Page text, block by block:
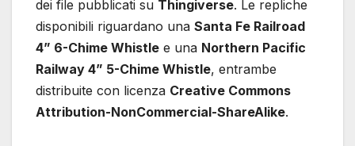
dei file pubblicati su Thingiverse. Le repliche
disponibili riguardano una Santa Fe Railroad
4” 6-Chime Whistle e una Northern Pacific
Railway 4” 5-Chime Whistle, entrambe
distribuite con licenza Creative Commons
Attribution-NonCommercial-ShareAlike.